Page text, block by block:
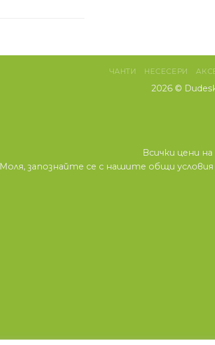
ЧАНТИ НЕСЕСЕРИ
2026 ©
Всички цени
Моля, запознайте се с нашите общи условия